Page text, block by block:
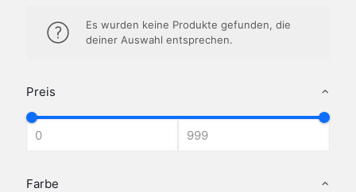
Preis
Farbe
Es wurden keine Produkte gefunden, die
deiner Auswahl entsprechen.